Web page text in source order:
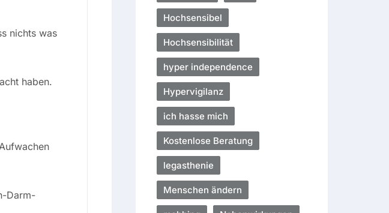
nichts was
haben.
Darm-
Hochsensibel
Hochsensibilität
hyper independence
Hypervigilanz
ich hasse mich
Kostenlose Beratung
legasthenie
Menschen ändern